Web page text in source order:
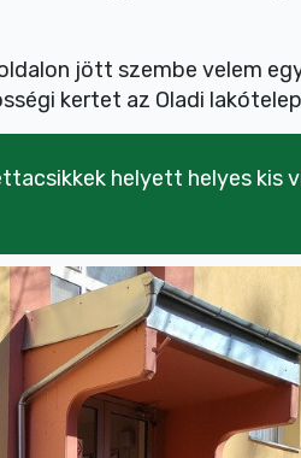
jött szembe velem
kertet az Oladi
helyett helyes kis